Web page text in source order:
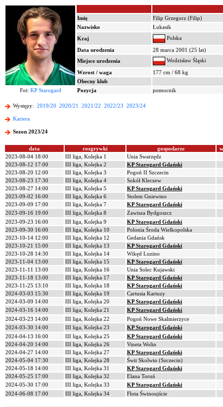
Imię
Filip Grzegorz (Filip)
Nazwisko
Łukasik
Kraj
Polska
Data urodzenia
28 marca 2001 (25 lat)
Miejsce urodzenia
Wodzisław Śląski
Wzrost / waga
177 cm / 68 kg
Obecny klub
Fot: KP Starogard Pozycja pomocnik
Występy: 2019/20 2020/21 2021/22 2022/23 2023/24
Kariera
Sezon 2023/24
data rozgrywki gospodarze
2023-08-04 18:00
III liga, Kolejka 1 Unia Swarzędz
2023-08-12 17:00
III liga, Kolejka 2 KP Starogard Gdański
2023-08-20 12:00
III liga, Kolejka 3 Pogoń II Szczecin
2023-08-23 17:30
III liga, Kolejka 4 Sokół Kleczew
2023-08-27 14:00
III liga, Kolejka 5 KP Starogard Gdański
2023-09-02 16:00
III liga, Kolejka 6 Stolem Gniewino
2023-09-09 17:00
III liga, Kolejka 7 KP Starogard Gdański
2023-09-16 19:00
III liga, Kolejka 8 Zawisza Bydgoszcz
2023-09-23 16:00
III liga, Kolejka 9 KP Starogard Gdański
2023-09-30 16:00
III liga, Kolejka 10 Polonia Środa Wielkopolska
2023-10-14 12:00
III liga, Kolejka 12 Gedania Gdańsk
2023-10-21 15:00
III liga, Kolejka 13 KP Starogard Gdański
2023-10-28 14:30
III liga, Kolejka 14 Wikęd Luzino
2023-11-04 13:00
III liga, Kolejka 15 KP Starogard Gdański
2023-11-11 13:00
III liga, Kolejka 16 Unia Solec Kujawski
2023-11-18 13:00
III liga, Kolejka 17 KP Starogard Gdański
2023-11-25 13:10
III liga, Kolejka 18 KP Starogard Gdański
2024-03-03 15:30
III liga, Kolejka 19 Cartusia Kartuzy
2024-03-09 14:00
III liga, Kolejka 20 KP Starogard Gdański
2024-03-16 14:00
III liga, Kolejka 21 KP Starogard Gdański
2024-03-23 14:00
III liga, Kolejka 22 Pogoń Nowe Skalmierzyce
2024-03-30 14:00
III liga, Kolejka 23 KP Starogard Gdański
2024-04-13 16:00
III liga, Kolejka 25 KP Starogard Gdański
2024-04-20 14:00
III liga, Kolejka 26 Vineta Wolin
2024-04-27 14:00
III liga, Kolejka 27 KP Starogard Gdański
2024-05-04 17:30
III liga, Kolejka 28 Świt Skolwin (Szczecin)
2024-05-18 14:00
III liga, Kolejka 31 KP Starogard Gdański
2024-05-25 17:00
III liga, Kolejka 32 Elana Toruń
2024-05-30 17:00
III liga, Kolejka 33 KP Starogard Gdański
2024-06-08 17:00
III liga, Kolejka 34 Flota Świnoujście